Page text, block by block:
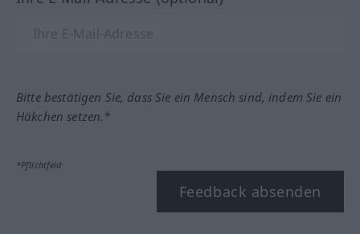
Bitte bestätigen Sie, dass Sie ein Mensch sind, indem Sie ein
Häkchen setzen.*
*Pflichtfeld
Feedback absenden